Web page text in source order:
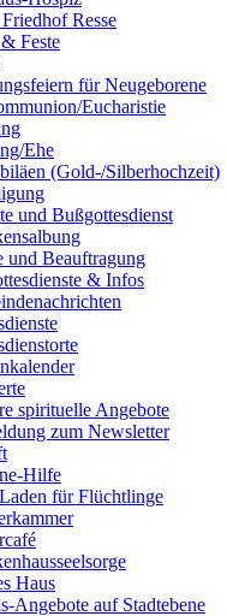
Resse
Feste
für Neugeborene
Eucharistie
Ehe
(Gold-/Silberhochzeit)
und Bußgottesdienst
und Beauftragung
& Infos
spirituelle Angebote
zum Newsletter
Hilfe
für Flüchtlinge
Haus
Angebote auf Stadtebene